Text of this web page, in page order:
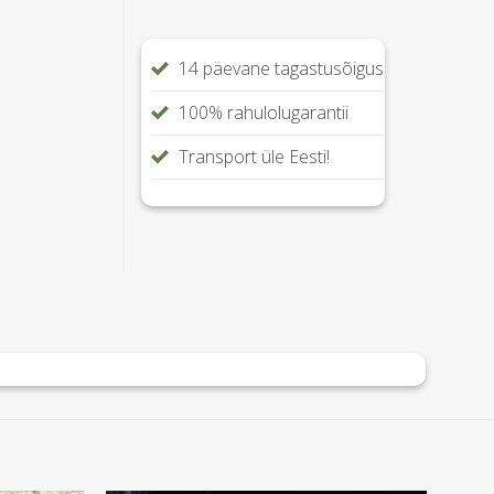
14 päevane tagastusõigus
100% rahulolugarantii
Transport üle Eesti!